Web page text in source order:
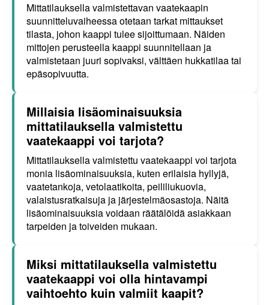
Mittatilauksella valmistettavan vaatekaapin
suunnitteluvaiheessa otetaan tarkat mittaukset
tilasta, johon kaappi tulee sijoittumaan. Näiden
mittojen perusteella kaappi suunnitellaan ja
valmistetaan juuri sopivaksi, välttäen hukkatilaa tai
epäsopivuutta.
Millaisia lisäominaisuuksia
mittatilauksella valmistettu
vaatekaappi voi tarjota?
Mittatilauksella valmistettu vaatekaappi voi tarjota
monia lisäominaisuuksia, kuten erilaisia hyllyjä,
vaatetankoja, vetolaatikoita, peililiukuovia,
valaistusratkaisuja ja järjestelmäosastoja. Näitä
lisäominaisuuksia voidaan räätälöidä asiakkaan
tarpeiden ja toiveiden mukaan.
Miksi mittatilauksella valmistettu
vaatekaappi voi olla hintavampi
vaihtoehto kuin valmiit kaapit?